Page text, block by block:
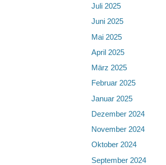
Juli 2025
Juni 2025
Mai 2025
April 2025
März 2025
Februar 2025
Januar 2025
Dezember 2024
November 2024
Oktober 2024
September 2024